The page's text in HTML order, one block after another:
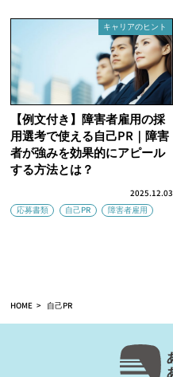
キャリアのヒント
【例文付き】障害者雇用の採
用選考で使える自己PR｜障害
者が強みを効果的にアピール
する方法とは？
2025.12.03
応募書類
自己PR 障害者雇用
HOME 自己PR